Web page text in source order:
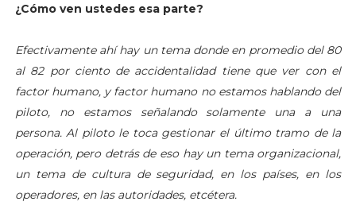
¿Cómo ven ustedes esa parte?
Efectivamente ahí hay un tema donde en promedio del 80
al 82 por ciento de accidentalidad tiene que ver con el
factor humano, y factor humano no estamos hablando del
piloto, no estamos señalando solamente una a una
persona. Al piloto le toca gestionar el último tramo de la
operación, pero detrás de eso hay un tema organizacional,
un tema de cultura de seguridad, en los países, en los
operadores, en las autoridades, etcétera.